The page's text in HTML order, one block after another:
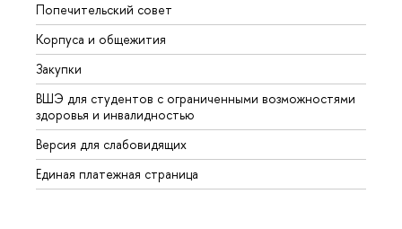
Попечительский совет
Корпуса и общежития
Закупки
ВШЭ для студентов с ограниченными возможностями
здоровья и инвалидностью
Версия для слабовидящих
Единая платежная страница